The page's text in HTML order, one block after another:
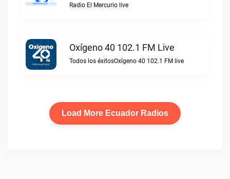
Radio El Mercurio live
Oxígeno 40 102.1 FM Live
Todos los éxitosOxígeno 40 102.1 FM live
Load More Ecuador Radios